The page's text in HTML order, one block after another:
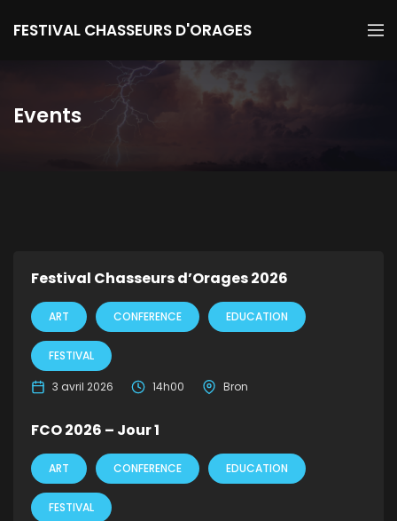
FESTIVAL CHASSEURS D'ORAGES
Events
Festival Chasseurs d’Orages 2026
ART CONFERENCE EDUCATION
FESTIVAL
3 avril 2026 14h00 Bron
FCO 2026 – Jour 1
ART CONFERENCE EDUCATION
FESTIVAL